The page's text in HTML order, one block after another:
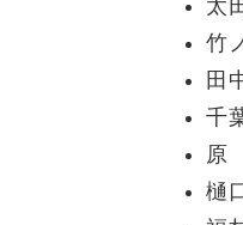
太
竹
田
千
原
樋